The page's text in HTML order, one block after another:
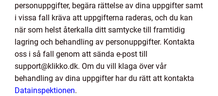
personuppgifter, begära rättelse av dina uppgifter samt
i vissa fall kräva att uppgifterna raderas, och du kan
när som helst återkalla ditt samtycke till framtidig
lagring och behandling av personuppgifter. Kontakta
oss i så fall genom att sända e-post till
support@klikko.dk. Om du vill klaga över vår
behandling av dina uppgifter har du rätt att kontakta
Datainspektionen.